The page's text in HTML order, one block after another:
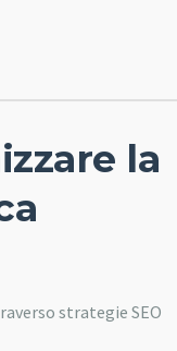
la
strategie SEO